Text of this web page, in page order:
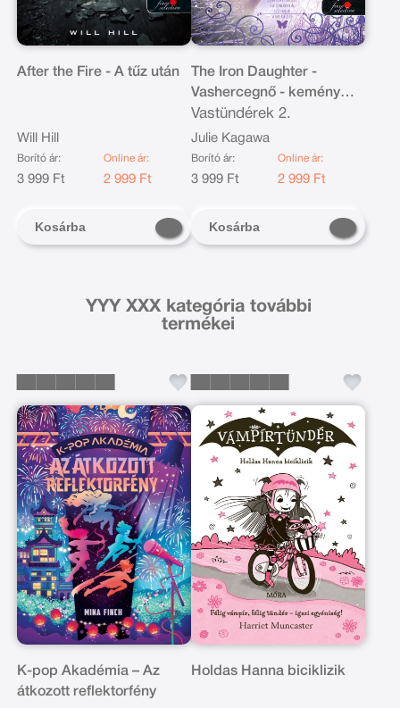
After the Fire - A tűz után
Will Hill
Borító ár:
3 999 Ft
Online ár:
2 999 Ft
Kosárba
The Iron Daughter -
Vashercegnő - kemény
kötés
Vastündérek 2.
Julie Kagawa
Borító ár:
3 999 Ft
Online ár:
2 999 Ft
Kosárba
YYY XXX kategória további
termékei
K-pop Akadémia – Az
átkozott reflektorfény
Holdas Hanna biciklizik